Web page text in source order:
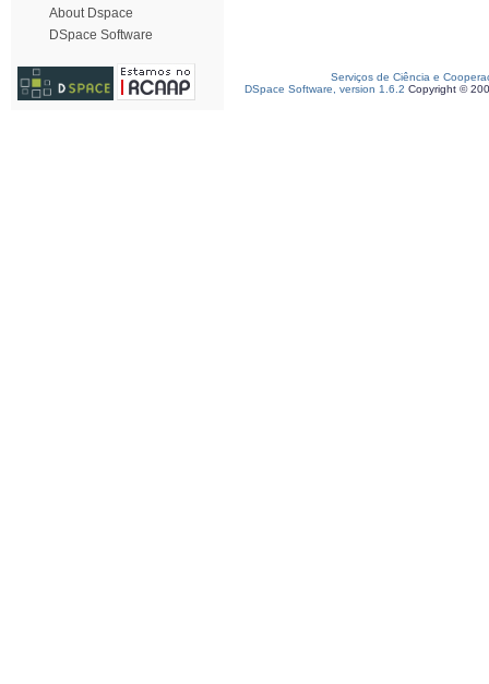
About Dspace
DSpace Software
Serviços de Ciência e
DSpace Software, version 1.6.2 Copyright ©